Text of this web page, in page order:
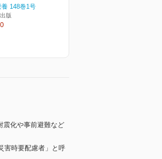
148巻1号
版
震化や事前避難など
害時要配慮者」と呼